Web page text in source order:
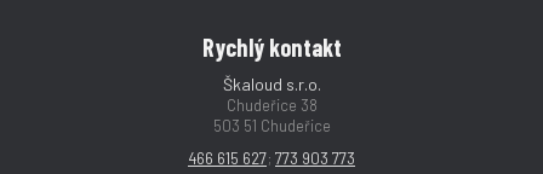
Rychlý kontakt
Škaloud s.r.o.
Chudeřice 38
503 51 Chudeřice
466 615 627; 773 903 773